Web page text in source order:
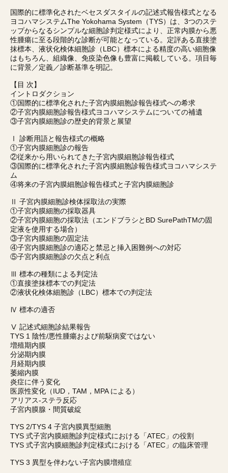
国際的に標準化されたベセスダスタイルの記述式報告様式となる
ヨコハマシステムThe Yokohama System（TYS）は、3つのステ
ップからなるシンプルな細胞診判定様式により、正常内膜から悪
性腫瘍に至る段階的な診断が可能となっている。定評ある直接塗
抹標本、液状化検体細胞診（LBC）標本による精度の高い細胞像
はもちろん、組織像、免疫染色像も豊富に掲載している。項目毎
に背景／定義／診断基準を明記。
【目 次】
イントロダクション
①国際的に標準化された子宮内膜細胞診報告様式への希求
②子宮内膜細胞診報告様式ヨコハマシステムについての補遺
③子宮内膜細胞診の歴史的背景と展望
Ⅰ 診断用語と報告様式の概略
①子宮内膜細胞診の報告
②従来から用いられてきた子宮内膜細胞診報告様式
③国際的に標準化された子宮内膜細胞診報告様式ヨコハマシステ
ム
④将来の子宮内膜細胞診報告様式と子宮内膜細胞診
Ⅱ 子宮内膜細胞診検体採取法の実際
①子宮内膜細胞の採取器具
②子宮内膜細胞の採取法（エンドブラシとBD SurePathTMの固
定液を使用する場合）
③子宮内膜細胞の固定法
④子宮内膜細胞診の適応と禁忌と挿入困難例への対応
⑤子宮内膜細胞診の欠点と利点
Ⅲ 標本の種類による判定法
①直接塗抹標本での判定法
②液状化検体細胞診（LBC）標本での判定法
Ⅳ 標本の適否
Ⅴ 記述式細胞診結果報告
TYS 1 陰性/悪性腫瘍および前駆病変ではない
増殖期内膜
分泌期内膜
月経期内膜
萎縮内膜
炎症に伴う変化
医原性変化（IUD，TAM，MPA による）
アリアス-ステラ反応
子宮内膜腺・間質破綻
TYS 2/TYS 4 子宮内膜異型細胞
TYS 式子宮内膜細胞診判定様式における「ATEC」の役割
TYS 式子宮内膜細胞診判定様式における「ATEC」の臨床管理
TYS 3 異型を伴わない子宮内膜増殖症